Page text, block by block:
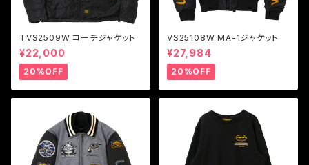
TVS2509W コーチジャケット
¥22,000
20%OFF
VS25108W MA-1ジャケット
¥27,984
20%OFF